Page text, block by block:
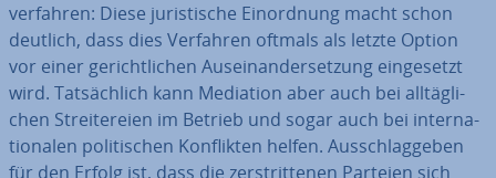
ver­fah­ren: Diese ju­ris­ti­sche Ein­ord­nung macht schon
deutlich, dass dies Verfahren oftmals als letzte Option
vor einer ge­richt­li­chen Aus­ein­an­der­set­zung ein­ge­setzt
wird. Tat­säch­lich kann Mediation aber auch bei all­täg­li­
chen Strei­te­rei­en im Betrieb und sogar auch bei in­ter­na­
tio­na­len po­li­ti­schen Kon­flik­ten helfen. Aus­schlag­ge­ben
für den Erfolg ist, dass die zer­strit­te­nen Parteien sich